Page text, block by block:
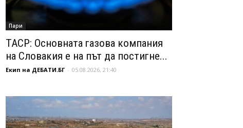
Пари
ТАСР: Основната газова компания
на Словакия е на път да постигне...
Екип на ДЕБАТИ.БГ - 05.08.2026, 21:40